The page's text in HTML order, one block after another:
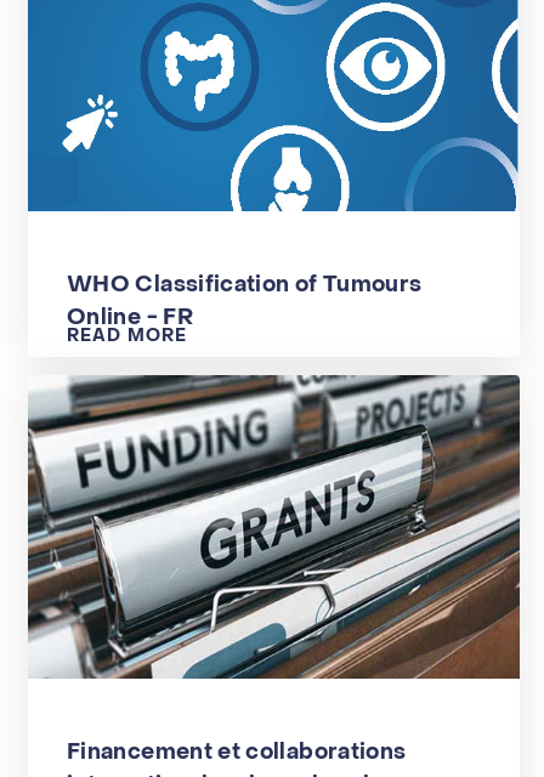
WHO Classification of Tumours
Online - FR
READ MORE
Financement et collaborations